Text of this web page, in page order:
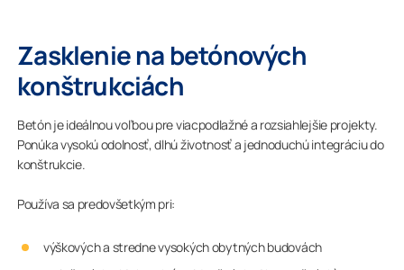
Zasklenie na betónových
konštrukciách
Betón je ideálnou voľbou pre viacpodlažné a rozsiahlejšie projekty.
Ponúka vysokú odolnosť, dlhú životnosť a jednoduchú integráciu do
konštrukcie.
Používa sa predovšetkým pri:
výškových a stredne vysokých obytných budovách